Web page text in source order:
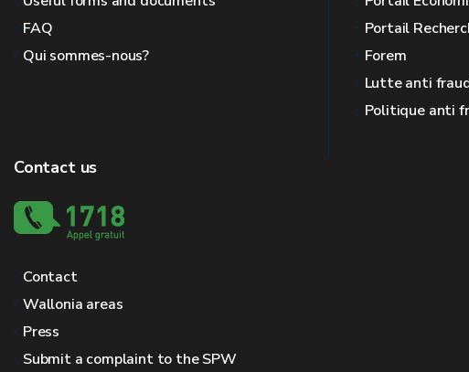
FAQ
Qui sommes-nous?
Portail
Forem
Lutte anti
Politique anti
Contact us
Contact
Wallonia areas
Press
Submit a complaint to the SPW